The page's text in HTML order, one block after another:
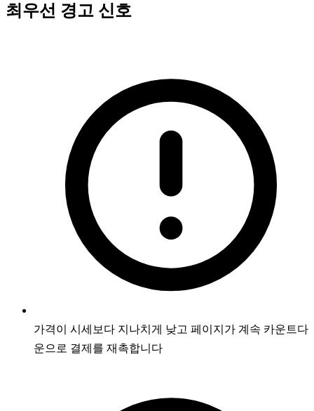
최우선 경고 신호
가격이 시세보다 지나치게 낮고 페이지가 계속 카운트다
운으로 결제를 재촉합니다